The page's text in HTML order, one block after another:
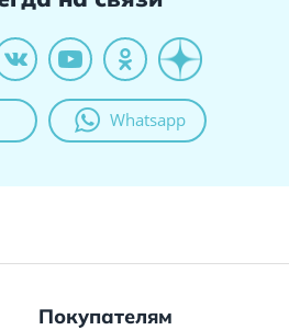
Whatsapp
Покупателям